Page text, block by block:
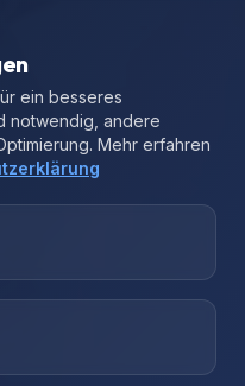
ein besseres
notwendig, andere
Mehr erfahren